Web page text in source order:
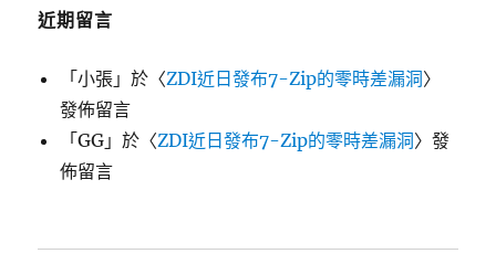
近期留言
「小張 」於〈ZDI近日發布7-Zip的零時差漏洞〉
發佈留言
「GG 」於〈ZDI近日發布7-Zip的零時差漏洞〉發
佈留言